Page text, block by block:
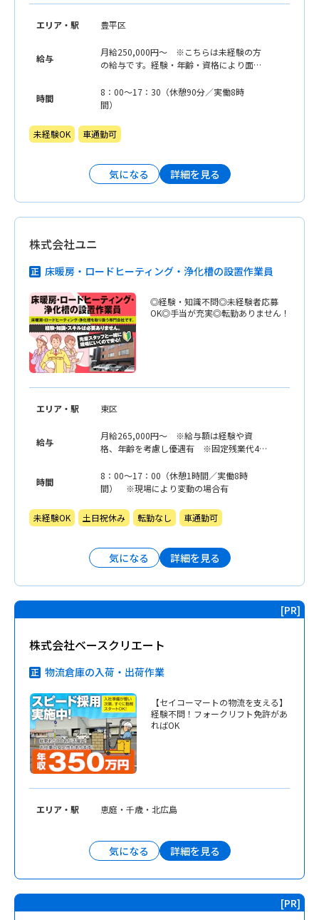
エリア・駅 豊平区
給与
月給250,000円〜 ※こちらは未経験の方
の給与です。経験・年齢・資格により面談
忙期は月収がアップする月もあります。
時間
8：00〜17：30（休憩90分／実働8時
間）
未経験OK 車通勤可
気になる 詳細を見る
株式会社ユニ
床暖房・ロードヒーティング・浄化槽の設置作業員
◎経験・知識不問◎未経験者応募
OK◎手当が充実◎転勤ありません！
エリア・駅 東区
給与
月給265,000円〜 ※給与額は経験や資
格、年齢を考慮し優遇有 ※固定残業代45
いたします。 ※固定残業代をお支払いし
ておりますが、残業時間を問わず支給いた
時間
8：00〜17：00（休憩1時間／実働8時
間） ※現場により変動の場合有
未経験OK 土日祝休み 転勤なし 車通勤可
気になる 詳細を見る
株式会社ベースクリエート
物流倉庫の入荷・出荷作業
【セイコーマートの物流を支える】
経験不問！フォークリフト免許があ
ればOK
エリア・駅 恵庭・千歳・北広島
気になる 詳細を見る